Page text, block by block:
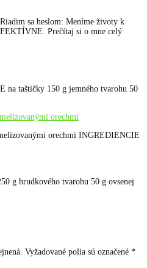
sa heslom: Meníme životy k
Prečítaj si o mne celý
taštičky 150 g jemného tvarohu 50
orechmi
orechmi INGREDIENCIE
g hrudkového tvarohu 50 g ovsenej
Vyžadované polia sú označené *